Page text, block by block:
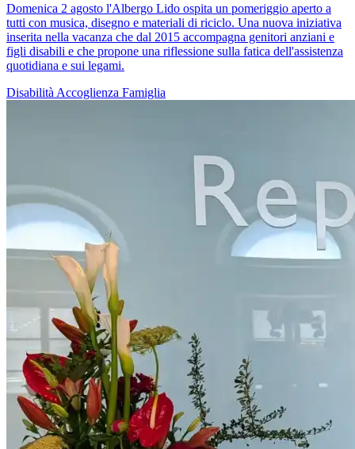
Domenica 2 agosto l'Albergo Lido ospita un pomeriggio aperto a
tutti con musica, disegno e materiali di riciclo. Una nuova iniziativa
inserita nella vacanza che dal 2015 accompagna genitori anziani e
figli disabili e che propone una riflessione sulla fatica dell'assistenza
quotidiana e sui legami.
Disabilità Accoglienza Famiglia